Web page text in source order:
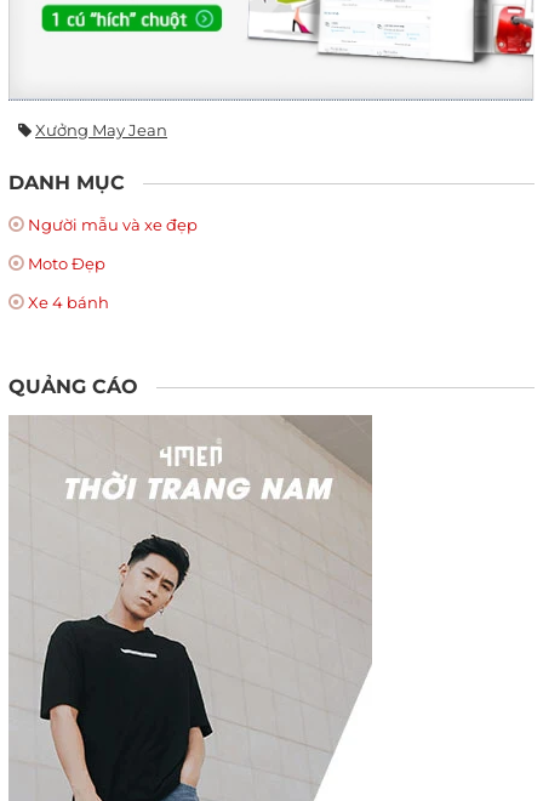
Xưởng May Jean
DANH MỤC
Người mẫu và xe đẹp
Moto Đẹp
Xe 4 bánh
QUẢNG CÁO